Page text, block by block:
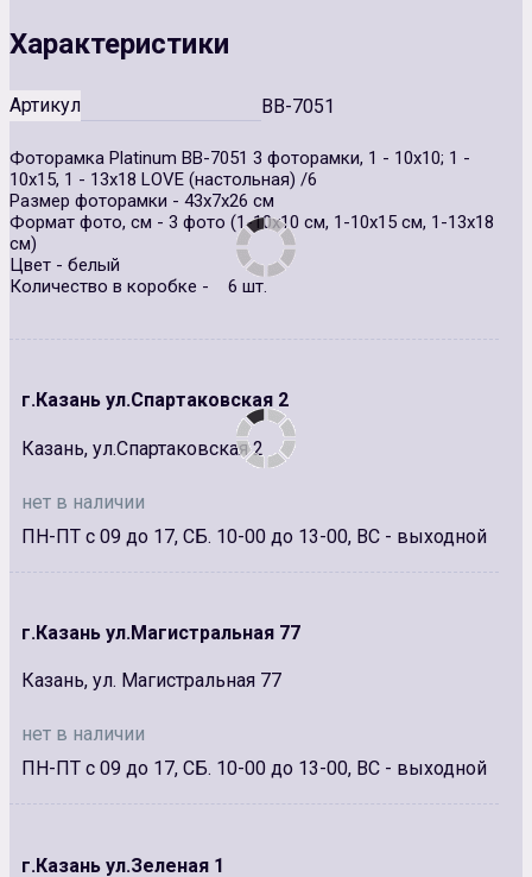
Характеристики
Артикул BВ-7051
Фоторамка Platinum BB-7051 3 фоторамки, 1 - 10х10; 1 -
10х15, 1 - 13х18 LOVE (настольная) /6
Размер фоторамки - 43х7х26 см
Формат фото, см - 3 фото (1-10х10 см, 1-10х15 см, 1-13х18
см)
Цвет - белый
Количество в коробке - 6 шт.
г.Казань ул.Спартаковская 2
Казань, ул.Спартаковская 2
нет в наличии
ПН-ПТ с 09 до 17, СБ. 10-00 до 13-00, ВС - выходной
г.Казань ул.Магистральная 77
Казань, ул. Магистральная 77
нет в наличии
ПН-ПТ с 09 до 17, СБ. 10-00 до 13-00, ВС - выходной
г.Казань ул.Зеленая 1